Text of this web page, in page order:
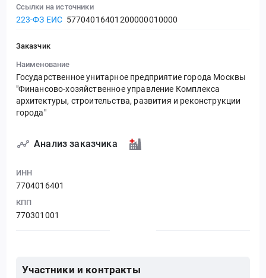
Ссылки на источники
223-ФЗ ЕИС 57704016401200000010000
Заказчик
Наименование
Государственное унитарное предприятие города Москвы
"Финансово-хозяйственное управление Комплекса
архитектуры, строительства, развития и реконструкции
города"
Анализ заказчика
ИНН
7704016401
КПП
770301001
Участники и контракты